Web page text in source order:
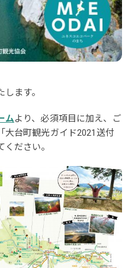
ます。
ムより、必須項目に加え、ご
大台町観光ガイド2021送付
ださい。